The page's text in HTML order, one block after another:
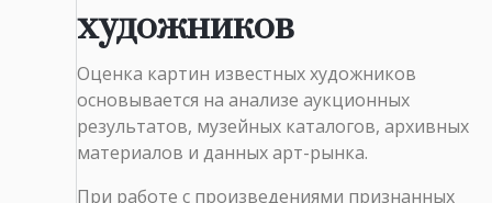
художников
Оценка картин известных художников
основывается на анализе аукционных
результатов, музейных каталогов, архивных
материалов и данных арт-рынка.
При работе с произведениями признанных